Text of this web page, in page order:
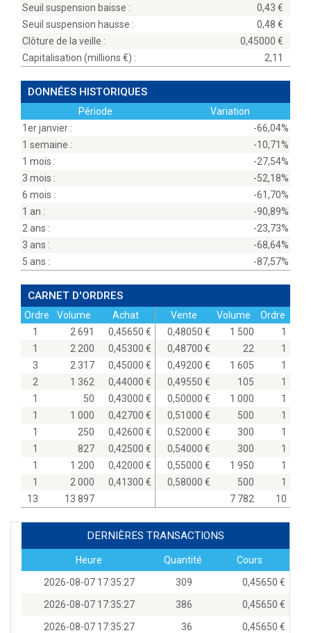
Seuil suspension baisse :
0,43
Seuil suspension hausse :
0,48
Clôture de la veille :
0,45000
Capitalisation (millions
) : 2,11
DONNÉES HISTORIQUES
Période
Variation
1er janvier :
-66,04%
1 semaine :
-10,71%
1 mois :
-27,54%
3 mois :
-52,18%
6 mois :
-61,70%
1 an :
-90,89%
2 ans :
-23,73%
3 ans :
-68,64%
5 ans :
-87,57%
CARNET D'ORDRES
Ordre Volume
Achat
1
2 691
0,45650
1
2 200
0,45300
3
2 317
0,45000
2
1 362
0,44000
1
50
0,43000
1
1 000
0,42700
1
250
0,42600
1
827
0,42500
1
1 200
0,42000
1
2 000
0,41300
13
13 897
Vente Volume
Ordre
0,48050
1 500
1
0,48700
22
1
0,49200
1 605
1
0,49550
105
1
0,50000
1 000
1
0,51000
500
1
0,52000
300
1
0,54000
300
1
0,55000
1 950
1
0,58000
500
1
7 782
10
DERNIÈRES TRANSACTIONS
Heure Quantité
Cours
2026-08-07 17:35:27
309
0,45650
2026-08-07 17:35:27
386
0,45650
2026-08-07 17:35:27
36
0,45650